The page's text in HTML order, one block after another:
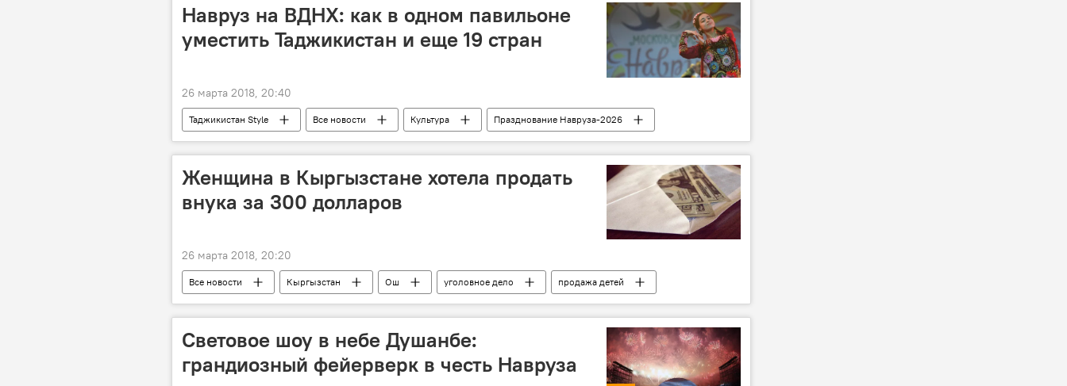
Навруз на ВДНХ: как в одном павильоне
уместить Таджикистан и еще 19 стран
26 марта 2018, 20:40
Таджикистан Style Все новости Культура
Празднование Навруза-2026
Москва
Навруз
Женщина в Кыргызстане хотела продать
внука за 300 долларов
26 марта 2018, 20:20
Все новости Кыргызстан Ош уголовное дело
продажа детей
Центральная Азия
торговля
Световое шоу в небе Душанбе:
грандиозный фейерверк в честь Навруза